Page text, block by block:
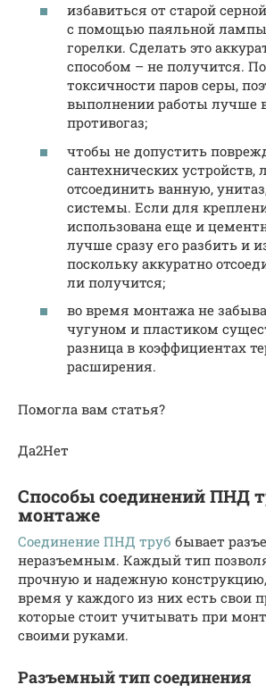
избавиться от старой
с помощью паяльной лампы
горелки. Сделать это
способом – не получится.
токсичности паров серы,
выполнении работы лучше
противогаз;
чтобы не допустить
сантехнических устройств,
отсоединить ванную,
системы. Если для
использована еще и
лучше сразу его разбить и
поскольку аккуратно
ли получится;
во время монтажа не
чугуном и пластиком
разница в коэффициентах
расширения.
Помогла вам статья?
Да2Нет
Способы соединений ПНД
монтаже
Соединение ПНД труб бывает
неразъемным. Каждый тип
прочную и надежную
время у каждого из них есть свои
которые стоит учитывать при
своими руками.
Разъемный тип соединения